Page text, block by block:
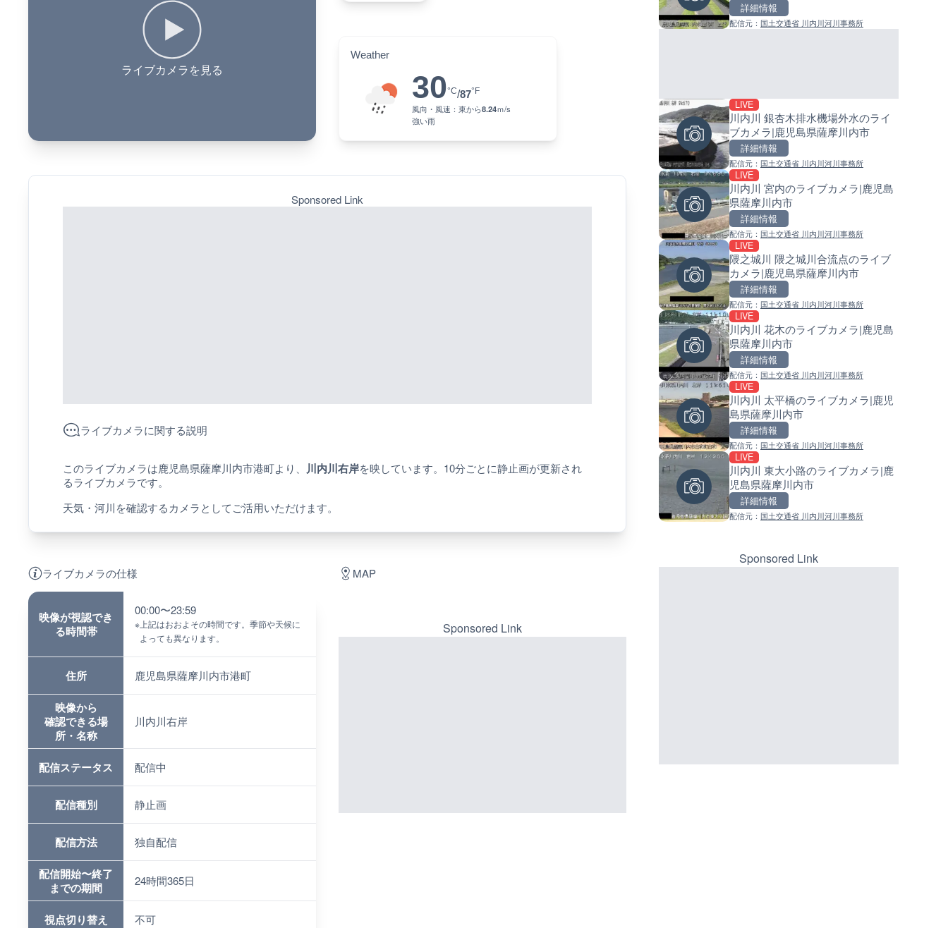
ライブカメラを見る
Weather
30°C/87°F
風向・風速： 東から8.24ｍ/s
強い雨
Sponsored Link
ライブカメラに関する説明
このライブカメラは鹿児島県薩摩川内市港町より、 川内川右岸を映しています。10分ごとに静止画が更新され
るライブカメラです。
天気・河川を確認するカメラとしてご活用いただけます。
ライブカメラの仕様
映像が視認でき
る時間帯
00:00〜23:59
※ 上記はおおよその時間です。季節や天候に
よっても異なります。
住所 鹿児島県薩摩川内市港町
映像から
確認できる場
所・名称
川内川右岸
配信ステータス 配信中
配信種別 静止画
配信方法 独自配信
配信開始〜終了
までの期間
24時間365日
視点切り替え 不可
MAP
Sponsored Link
詳細情報
配信元： 国土交通省 川内川河川事務所
LIVE
川内川 銀杏木排水機場外水のライ
ブカメラ|鹿児島県薩摩川内市
詳細情報
配信元： 国土交通省 川内川河川事務所
LIVE
川内川 宮内のライブカメラ|鹿児島
県薩摩川内市
詳細情報
配信元： 国土交通省 川内川河川事務所
LIVE
隈之城川 隈之城川合流点のライブ
カメラ|鹿児島県薩摩川内市
詳細情報
配信元： 国土交通省 川内川河川事務所
LIVE
川内川 花木のライブカメラ|鹿児島
県薩摩川内市
詳細情報
配信元： 国土交通省 川内川河川事務所
LIVE
川内川 太平橋のライブカメラ|鹿児
島県薩摩川内市
詳細情報
配信元： 国土交通省 川内川河川事務所
LIVE
川内川 東大小路のライブカメラ|鹿
児島県薩摩川内市
詳細情報
配信元： 国土交通省 川内川河川事務所
配信元：YASU海の駅CLUB
羽田空港第2旅客ターミナルか
ライブカメラ|東京都大田区
配信元：日本テレビ
日本全国・緊急地震速報のラ
配信元：株式会社ティーファイブプロジ
東京タワーと竹芝桟橋のライ
ラ|東京都港区
配信元：ちんあなご
ごろごろ茶屋のライブカメラ|
配信元：天川村役場
沖永良部島(知名町内)のライ
ラ|鹿児島県知名町
配信元：知名町
喜界島の町内ライブカメラ|鹿
県喜界町
配信元：喜界町
配信元：日高町役場
導目木川 花立砂防堰堤下流の
ブカメラ|福岡県朝倉市
配信元：福岡県庁県土整備部河川課
常呂川 鹿ノ子ダムのライブカ
配信元：国土交通省 北海道開発局
天塩川 岩尾内ダムのライブカ
北海道士別市
配信元：国土交通省 北海道開発局
東京都品川区南大井のライブ
配信元：東京都品川区南大井ライブカメラ
道の駅さがのせきのライブカ
大分県大分市
配信元：道の駅さがのせきPPカム
松江自動車道 三次東JCT・イ
ーチェンジのライブカメラ|広
配信元：国土交通省 三次河川国道事務所
Sponsored Link